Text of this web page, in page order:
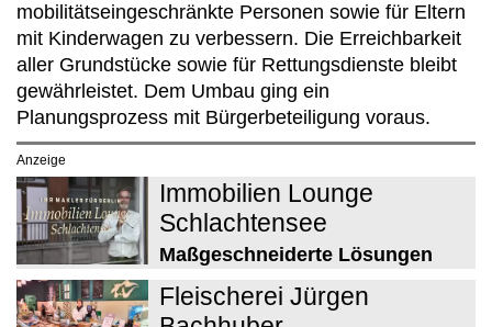
mobilitätseingeschränkte Personen sowie für Eltern
mit Kinderwagen zu verbessern. Die Erreichbarkeit
aller Grundstücke sowie für Rettungsdienste bleibt
gewährleistet. Dem Umbau ging ein
Planungsprozess mit Bürgerbeteiligung voraus.
Anzeige
Immobilien Lounge
Schlachtensee
Maßgeschneiderte Lösungen
Fleischerei Jürgen